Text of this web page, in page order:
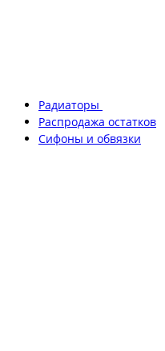
Радиаторы
Распродажа остатков
Сифоны и обвязки